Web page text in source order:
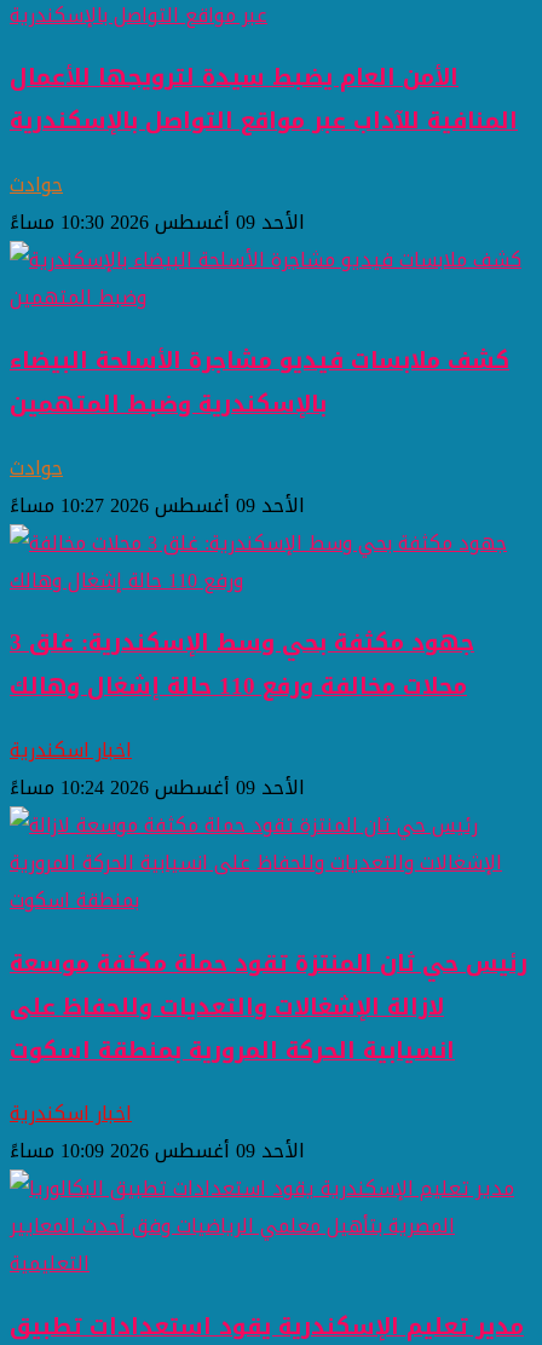
الأمن العام يضبط سيدة لترويجها للأعمال
المنافية للآداب عبر مواقع التواصل بالإسكندرية
حوادث
الأحد 09 أغسطس 2026 10:30 مساءً
كشف ملابسات فيديو مشاجرة الأسلحة البيضاء
بالإسكندرية وضبط المتهمين
حوادث
الأحد 09 أغسطس 2026 10:27 مساءً
جهود مكثفة بحي وسط الإسكندرية: غلق 3
محلات مخالفة ورفع 110 حالة إشغال وهالك
اخبار اسكندرية
الأحد 09 أغسطس 2026 10:24 مساءً
رئيس حي ثان المنتزة تقود حملة مكثفة موسعة
لازالة الإشغالات والتعديات وللحفاظ على
انسيابية الحركة المرورية بمنطقة اسكوت
اخبار اسكندرية
الأحد 09 أغسطس 2026 10:09 مساءً
مدير تعليم الإسكندرية يقود استعدادات تطبيق